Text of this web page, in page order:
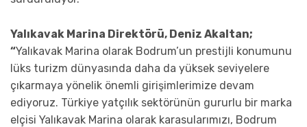
Yalıkavak Marina Direktörü, Deniz Akaltan;
“Yalıkavak Marina olarak Bodrum’un prestijli konumunu
lüks turizm dünyasında daha da yüksek seviyelere
çıkarmaya yönelik önemli girişimlerimize devam
ediyoruz. Türkiye yatçılık sektörünün gururlu bir marka
elçisi Yalıkavak Marina olarak karasularımızı, Bodrum